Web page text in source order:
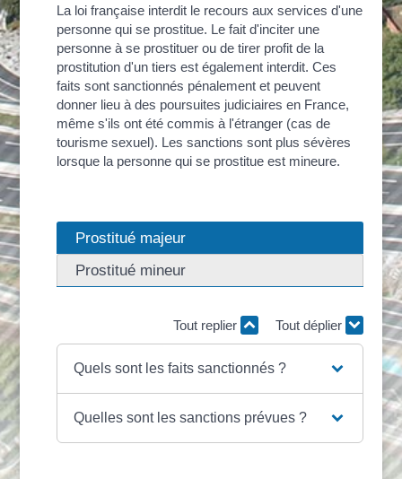
La loi française interdit le recours aux services d'une
personne qui se prostitue. Le fait d'inciter une
personne à se prostituer ou de tirer profit de la
prostitution d'un tiers est également interdit. Ces
faits sont sanctionnés pénalement et peuvent
donner lieu à des poursuites judiciaires en France,
même s'ils ont été commis à l'étranger (cas de
tourisme sexuel). Les sanctions sont plus sévères
lorsque la personne qui se prostitue est mineure.
Prostitué majeur
Prostitué mineur
Tout replier Tout déplier
Quels sont les faits sanctionnés ?
Quelles sont les sanctions prévues ?